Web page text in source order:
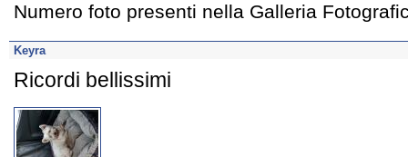
Numero foto presenti nella Galleria
Keyra
Ricordi bellissimi